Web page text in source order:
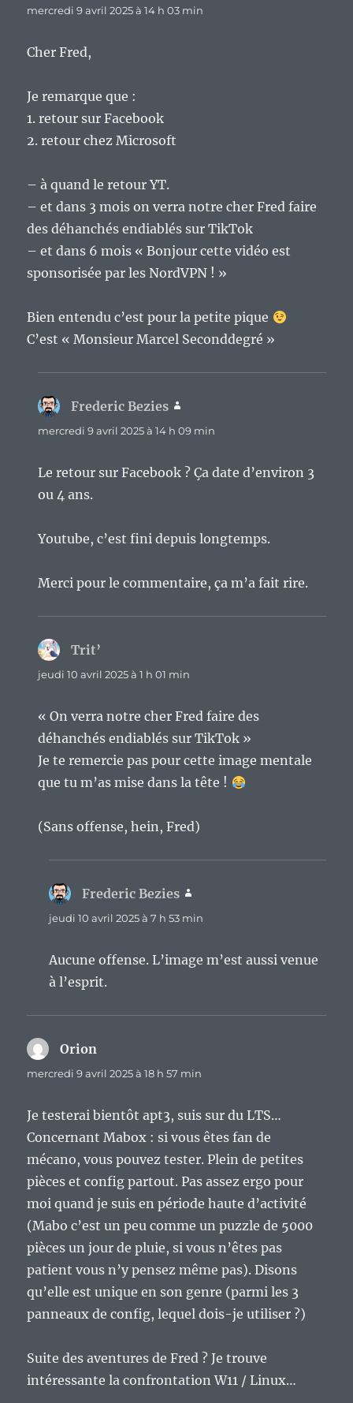
mercredi 9 avril 2025 à 14 h 03 min
Cher Fred,
Je remarque que :
1. retour sur Facebook
2. retour chez Microsoft
– à quand le retour YT.
– et dans 3 mois on verra notre cher Fred faire
des déhanchés endiablés sur TikTok
– et dans 6 mois « Bonjour cette vidéo est
sponsorisée par les NordVPN ! »
Bien entendu c’est pour la petite pique
C’est « Monsieur Marcel Seconddegré »
Frederic Bezies
mercredi 9 avril 2025 à 14 h 09 min
Le retour sur Facebook ? Ça date d’environ 3
ou 4 ans.
Youtube, c’est fini depuis longtemps.
Merci pour le commentaire, ça m’a fait rire.
Trit’
jeudi 10 avril 2025 à 1 h 01 min
« On verra notre cher Fred faire des
déhanchés endiablés sur TikTok »
Je te remercie pas pour cette image mentale
que tu m’as mise dans la tête !
(Sans offense, hein, Fred)
Frederic Bezies
jeudi 10 avril 2025 à 7 h 53 min
Aucune offense. L’image m’est aussi venue
à l’esprit.
Orion
mercredi 9 avril 2025 à 18 h 57 min
Je testerai bientôt apt3, suis sur du LTS…
Concernant Mabox : si vous êtes fan de
mécano, vous pouvez tester. Plein de petites
pièces et config partout. Pas assez ergo pour
moi quand je suis en période haute d’activité
(Mabo c’est un peu comme un puzzle de 5000
pièces un jour de pluie, si vous n’êtes pas
patient vous n’y pensez même pas). Disons
qu’elle est unique en son genre (parmi les 3
panneaux de config, lequel dois-je utiliser ?)
Suite des aventures de Fred ? Je trouve
intéressante la confrontation W11 / Linux…